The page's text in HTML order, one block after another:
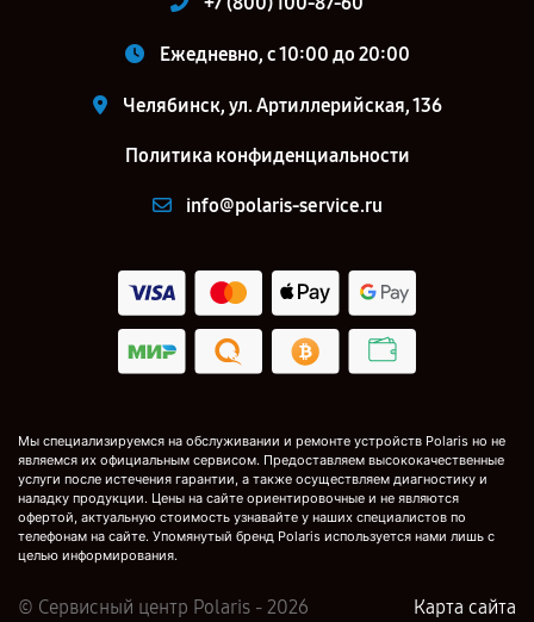
Ежедневно, с 10:00 до 20:00
Челябинск, ул. Артиллерийская, 136
Политика конфиденциальности
info@polaris-service.ru
Мы специализируемся на обслуживании и ремонте устройств Polaris но не
являемся их официальным сервисом. Предоставляем высококачественные
услуги после истечения гарантии, а также осуществляем диагностику и
наладку продукции. Цены на сайте ориентировочные и не являются
офертой, актуальную стоимость узнавайте у наших специалистов по
телефонам на сайте. Упомянутый бренд Polaris используется нами лишь с
целью информирования.
© Сервисный центр Polaris - 2026 Карта сайта